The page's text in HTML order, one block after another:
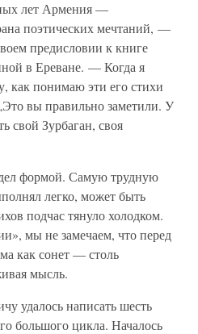
лет Армения —
поэтических мечтаний, —
предисловии к книге
в Ереване. — Когда я
как понимаю эти его стихи
вы правильно заметили. У
свой Зурбаган, своя
формой. Самую трудную
легко, может быть
подчас тянуло холодком.
мы не замечаем, что перед
как сонет — столь
мысль.
удалось написать шесть
большого цикла. Началось